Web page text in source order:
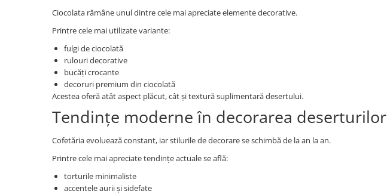
Ciocolata rămâne unul dintre cele mai apreciate elemente decorative.
Printre cele mai utilizate variante:
fulgi de ciocolată
rulouri decorative
bucăți crocante
decoruri premium din ciocolată
Acestea oferă atât aspect plăcut, cât și textură suplimentară desertului.
Tendințe moderne în decorarea deserturilor
Cofetăria evoluează constant, iar stilurile de decorare se schimbă de la an la an.
Printre cele mai apreciate tendințe actuale se află:
torturile minimaliste
accentele aurii și sidefate